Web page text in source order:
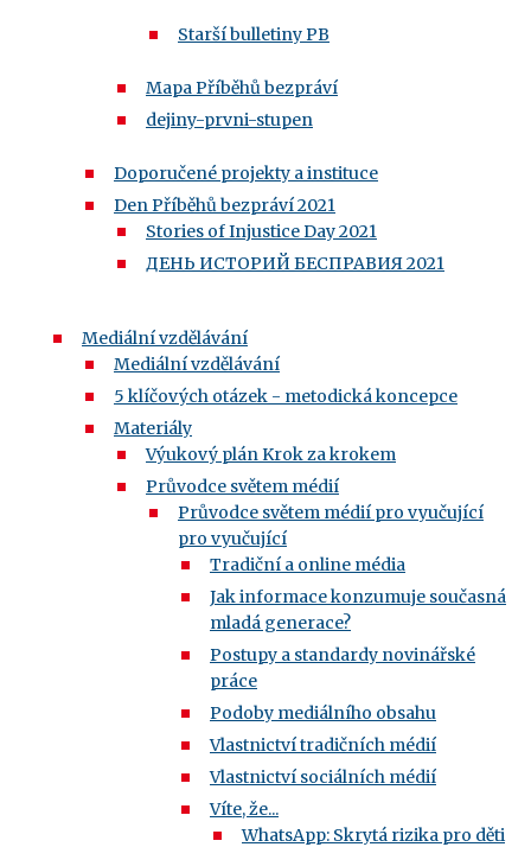
Starší bulletiny PB
Mapa Příběhů bezpráví
dejiny-prvni-stupen
Doporučené projekty a instituce
Den Příběhů bezpráví 2021
Stories of Injustice Day 2021
ДЕНЬ ИСТОРИЙ БЕСПРАВИЯ 2021
Mediální vzdělávání
Mediální vzdělávání
5 klíčových otázek - metodická koncepce
Materiály
Výukový plán Krok za krokem
Průvodce světem médií
Průvodce světem médií pro vyučující
pro vyučující
Tradiční a online média
Jak informace konzumuje současná
mladá generace?
Postupy a standardy novinářské
práce
Podoby mediálního obsahu
Vlastnictví tradičních médií
Vlastnictví sociálních médií
Víte, že...
WhatsApp: Skrytá rizika pro děti